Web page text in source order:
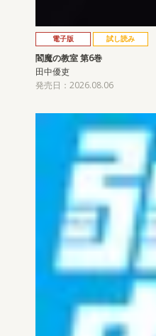
電子版 試し読み
閻魔の教室 第6巻
田中優吏
発売日：2026.08.06